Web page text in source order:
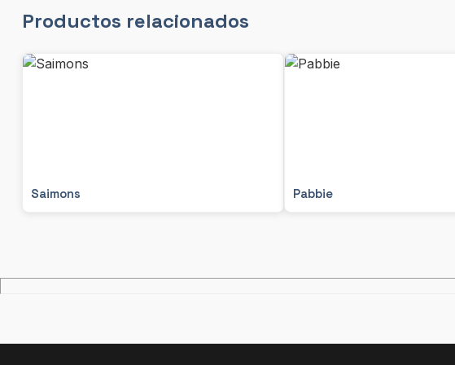
Productos relacionados
Saimons Pabbie